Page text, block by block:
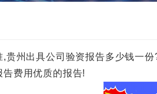
,贵州出具公司验资报告多少钱一
费用优质的报告!